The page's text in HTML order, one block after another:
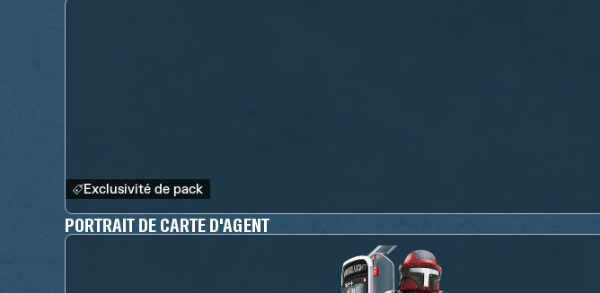
Exclusivité de pack
PORTRAIT DE CARTE D'AGENT